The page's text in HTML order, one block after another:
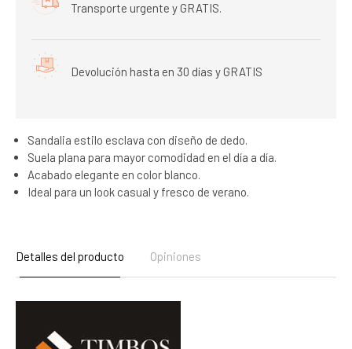
Transporte urgente y GRATIS.
Devolución hasta en 30 días y GRATIS
Sandalia estilo esclava con diseño de dedo.
Suela plana para mayor comodidad en el día a día.
Acabado elegante en color blanco.
Ideal para un look casual y fresco de verano.
Detalles del producto Opiniones